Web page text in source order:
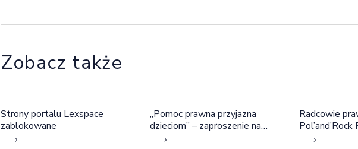
Zobacz także
Strony portalu Lexspace
zablokowane
„Pomoc prawna przyjazna
dzieciom” – zaproszenie na
szkolenie
Radcowie
Cztery dni